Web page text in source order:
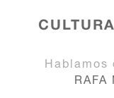
Hablamos
RAFA